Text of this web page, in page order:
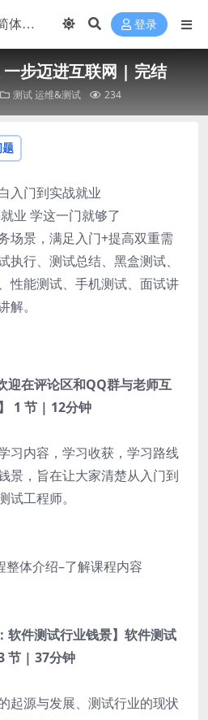
登录
步迈进互联网 | 完结
测试 运维&测试 234
入门到实战就业
业 学这一门就够了
场景，满足入门+提高双重需
执行、测试总结、黑盒测试、
性能测试、手机测试、面试讲
。
迎在评论区和QQ群与老师互
1 节 | 12分钟
习内容，学习收获，学习路线
景，旨在让大家清楚从入门到
试工程师。
整体介绍–了解课程内容
软件测试行业钱景】软件测试
节 | 37分钟
起源与发展、测试行业的现状